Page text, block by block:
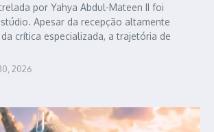
por Yahya Abdul-Mateen II foi
Apesar da recepção altamente
crítica especializada, a trajetória de
2026